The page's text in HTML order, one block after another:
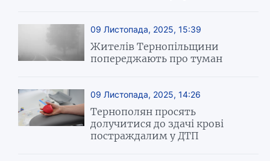
09 Листопада, 2025, 15:39
Жителів Тернопільщини
попереджають про туман
09 Листопада, 2025, 14:26
Тернополян просять
долучитися до здачі крові
постраждалим у ДТП